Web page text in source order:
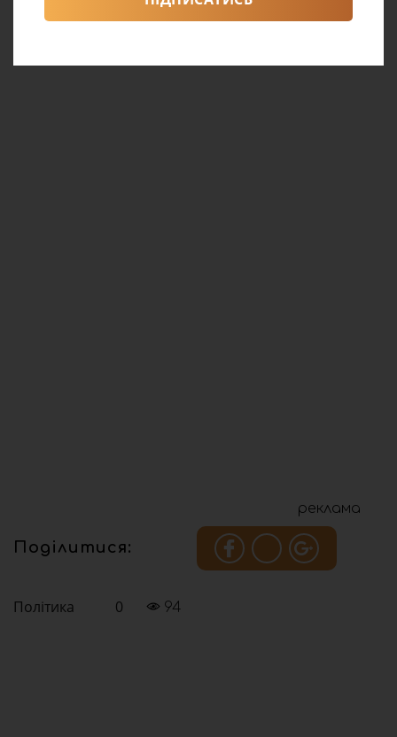
реклама
Поділитися:
Політика 0 94